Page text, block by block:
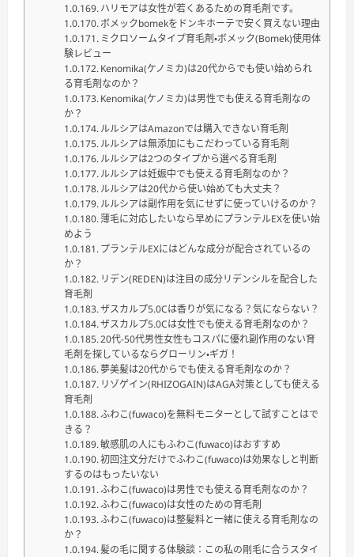
ハリモアは女性が若くあるための育毛剤です。
ボメックbomekをドンキホーテで安く買えない理由
ミクロソームタイプ育毛剤・ボメック(Bomek)使用体
験レビュー
Kenomika(ケノミカ)は20代からでも使い始められ
る育毛剤なのか？
Kenomika(ケノミカ)は男性でも使える育毛剤なの
か？
ルルシアはAmazonでは購入できない育毛剤
ルルシアは無添加にもこだわっている育毛剤
ルルシアは2つのタイプから選べる育毛剤
ルルシアは妊娠中でも使える育毛剤なのか？
ルルシアは20代から使い始めても大丈夫？
ルルシアは副作用を気にせずに使っていけるのか？
薄毛に対応したいなら早めにプランテルEXを使い始
めよう
プランテルEXにはどんな成分が配合されているの
か？
リデン(REDEN)は注目の成分リデンシルを配合した
育毛剤
ザスカルプ5.0Cは香りが気になる？気にならない？
ザスカルプ5.0Cは女性でも使える育毛剤なのか？
20代-50代男性女性もコスパに優れ副作用のない育
毛剤を探しているならグローリン・ギガ！
夢美髪は20代からでも使える育毛剤なのか？
リゾゲイン(RHIZOGAIN)はAGA対策としても使える
育毛剤
ふわこ(fuwaco)を無料モニターとして試すことはで
きる？
敏感肌の人にもふわこ(fuwaco)はおすすめ
初回注文分だけでふわこ(fuwaco)は効果なしと判断
するのはもったいない
ふわこ(fuwaco)は男性でも使える育毛剤なのか？
ふわこ(fuwaco)は女性のための育毛剤
ふわこ(fuwaco)は整髪料と一緒に使える育毛剤なの
か？
髪の毛に関する体験談：この私の剛毛に合うスタイ